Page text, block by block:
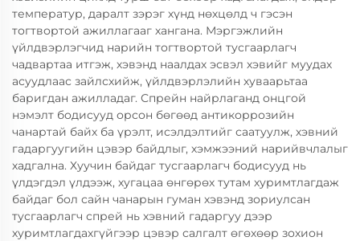
температур, даралт зэрэг хүнд нөхцөлд ч гэсэн
тогтвортой ажиллагааг хангана. Мэргэжлийн
үйлдвэрлэгчид нарийн тогтвортой тусгаарлагч
чадвартаа итгэж, хэвэнд наалдах эсвэл хэвийг муудах
асуудлаас зайлсхийж, үйлдвэрлэлийн хуваарьтаа
баригдан ажилладаг. Спрейн найрлаганд онцгой
нэмэлт бодисууд орсон бөгөөд антикоррозийн
чанартай байх ба үрэлт, исэлдэлтийг саатуулж, хэвний
гадаргуугийн цэвэр байдлыг, хэмжээний нарийвчлалыг
хадгална. Хуучин байдаг тусгаарлагч бодисууд нь
үлдэгдэл үлдээж, хугацаа өнгөрөх тутам хуримтлагдаж
байдаг бол сайн чанарын гуман хэвэнд зориулсан
тусгаарлагч спрей нь хэвний гадаргуу дээр
хуримтлагдахгүйгээр цэвэр салгалт өгөхөөр зохион